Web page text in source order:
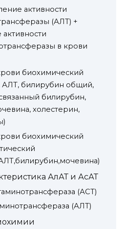
активности
(АЛТ) +
в крови
биохимический
АЛТ, билирубин общий,
билирубин,
холестерин,
биохимический
АлАТ и АсАТ
(АСТ)
(АЛТ)